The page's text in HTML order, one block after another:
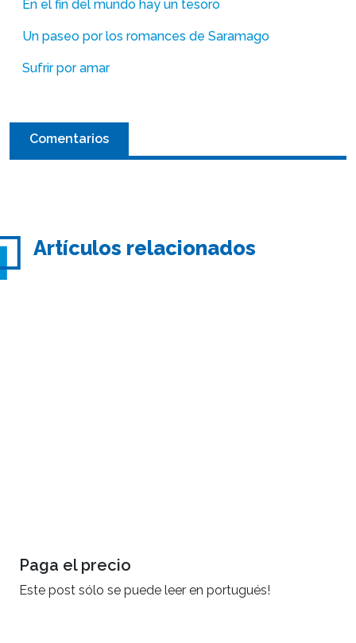
En el fin del mundo hay un tesoro
Un paseo por los romances de Saramago
Sufrir por amar
Comentarios
Artículos relacionados
Paga el precio
Este post sólo se puede leer en portugués!